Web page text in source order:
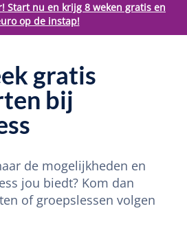
Start nu en krijg 8 weken gratis en
op de instap!
gratis
bij
de mogelijkheden en
jou biedt? Kom dan
of groepslessen volgen